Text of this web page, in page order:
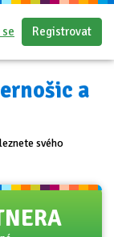
Registrovat
a
svého